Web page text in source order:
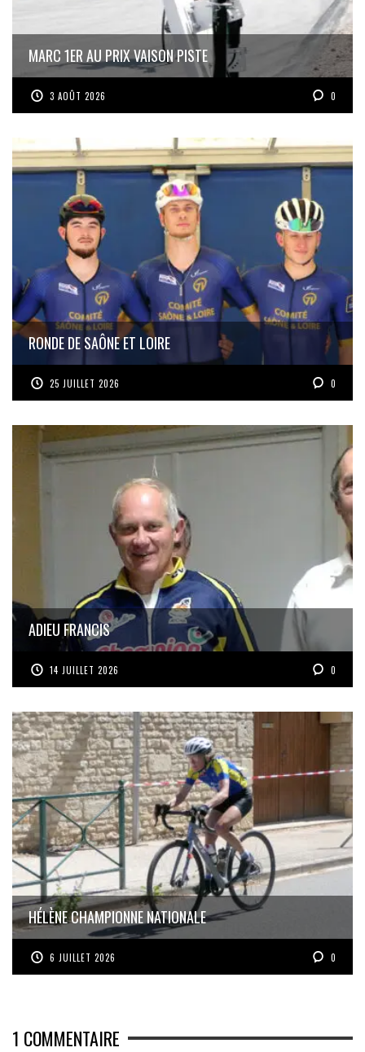
MARC 1ER AU PRIX VAISON PISTE
3 AOÛT 2026 0
RONDE DE SAÔNE ET LOIRE
25 JUILLET 2026 0
ADIEU FRANCIS
14 JUILLET 2026 0
HÉLÈNE CHAMPIONNE NATIONALE
6 JUILLET 2026 0
1 COMMENTAIRE